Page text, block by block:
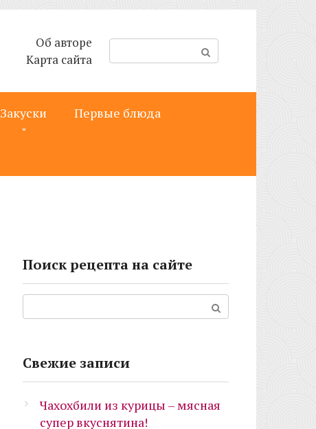
Об авторе
Карта сайта
о
к
Закуски Первые блюда
Поиск рецепта на сайте
Свежие записи
Чахохбили из курицы – мясная
супер вкуснятина!